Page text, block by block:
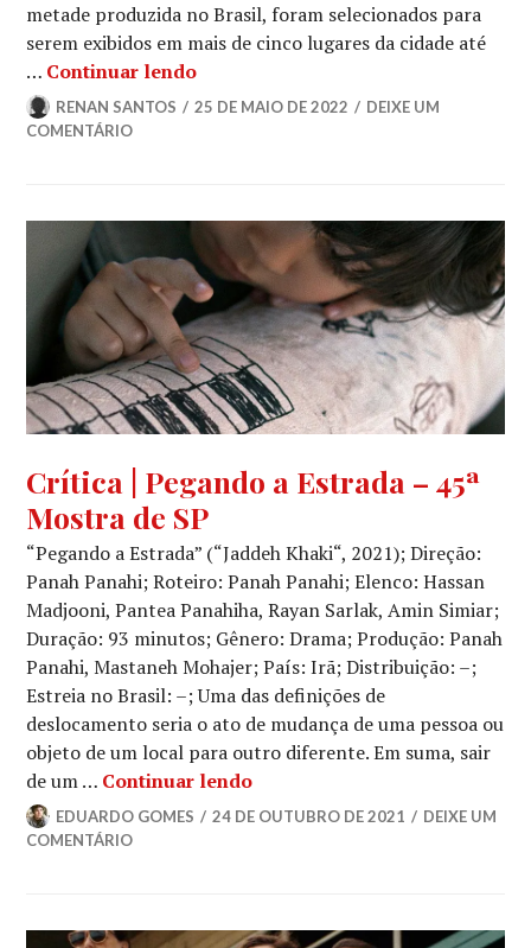
metade produzida no Brasil, foram selecionados para
serem exibidos em mais de cinco lugares da cidade até
… Continuar lendoFALTA UMA SEMANA PARA O 11º
RENAN SANTOS 25 DE MAIO DE 2022
DEIXE UM
COMENTÁRIO
CINEMA,
CRÍTICA
CINEMATOGRÁFICA,
NOVOS
DIRETORES
Crítica | Pegando a Estrada – 45ª
Mostra de SP
“Pegando a Estrada” (“Jaddeh Khaki“, 2021); Direção:
Panah Panahi; Roteiro: Panah Panahi; Elenco: Hassan
Madjooni, Pantea Panahiha, Rayan Sarlak, Amin Simiar;
Duração: 93 minutos; Gênero: Drama; Produção: Panah
Panahi, Mastaneh Mohajer; País: Irã; Distribuição: –;
Estreia no Brasil: –; Uma das definições de
deslocamento seria o ato de mudança de uma pessoa ou
objeto de um local para outro diferente. Em suma, sair
de um … Continuar lendoCrítica | Pegando a Estrada –
EDUARDO GOMES 24 DE OUTUBRO DE 2021
DEIXE UM
COMENTÁRIO